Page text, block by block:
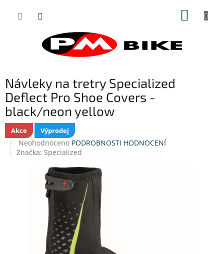
Návleky na tretry Specialized
Deflect Pro Shoe Covers -
black/neon yellow
Akce Výprodej
Průměrné
hodnocení
hvězdiček.
Neohodnoceno PODROBNOSTI HODNOCENÍ
Značka: Specialized